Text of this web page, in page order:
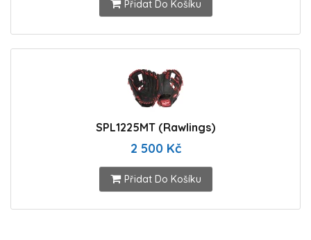
Přidat Do Košíku
SPL1225MT (Rawlings)
2 500 Kč
Přidat Do Košíku